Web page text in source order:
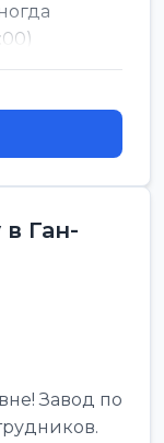
Ган-
Завод по